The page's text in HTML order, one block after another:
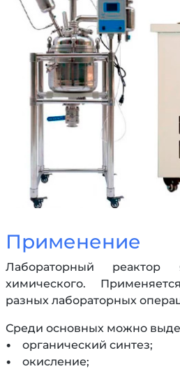
Применение
Лабораторный реактор
химического.
разных лабораторных
Среди основных можно
• органический синтез;
• окисление;